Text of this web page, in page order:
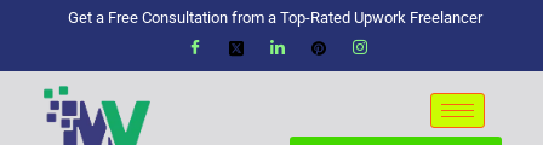
Get a Free Consultation from a Top-Rated Upwork Freelancer